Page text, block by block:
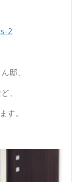
2
邸、
、
す。